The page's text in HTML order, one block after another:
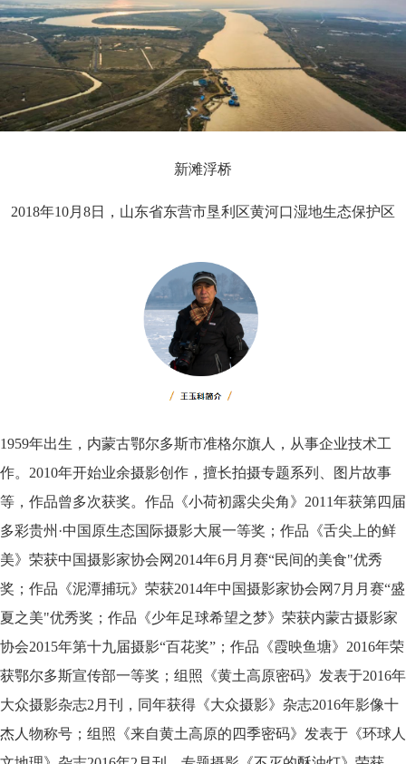
新滩浮桥
2018年10月8日，山东省东营市垦利区黄河口湿地生态保护区
1959年出生，内蒙古鄂尔多斯市准格尔旗人，从事企业技术工
作。2010年开始业余摄影创作，擅长拍摄专题系列、图片故事
等，作品曾多次获奖。作品《小荷初露尖尖角》2011年获第四届
多彩贵州·中国原生态国际摄影大展一等奖；作品《舌尖上的鲜
美》荣获中国摄影家协会网2014年6月月赛“民间的美食"优秀
奖；作品《泥潭捕玩》荣获2014年中国摄影家协会网7月月赛“盛
夏之美"优秀奖；作品《少年足球希望之梦》荣获内蒙古摄影家
协会2015年第十九届摄影“百花奖”；作品《霞映鱼塘》2016年荣
获鄂尔多斯宣传部一等奖；组照《黄土高原密码》发表于2016年
大众摄影杂志2月刊，同年获得《大众摄影》杂志2016年影像十
杰人物称号；组照《来自黄土高原的四季密码》发表于《环球人